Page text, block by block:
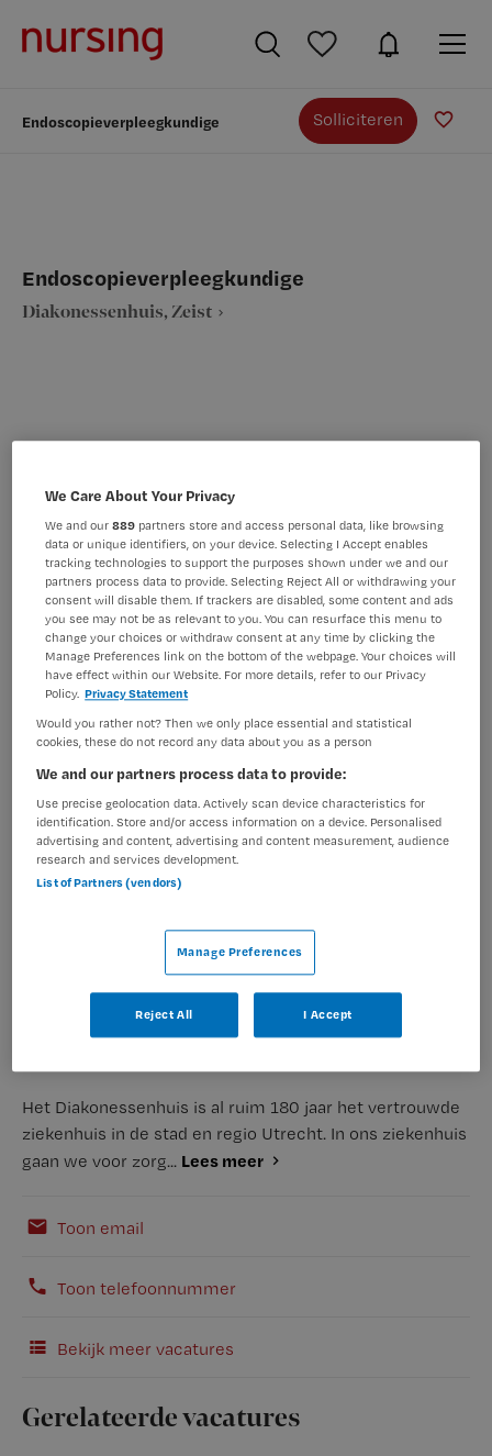
Endoscopieverpleegkundige Solliciteren
Endoscopieverpleegkundige
Diakonessenhuis, Zeist
BRANCHE
Ziekenhuis
AANSTELLING
Tijdelijk met uitzicht op vast
PLAATSINGSDATUM
9 mei 2026
NIVEAU
MBO
ERVARING
Niet nader bepaald
DIENSTVERBAND
Parttime
Vacature niet beschikbaar
Deze vacature Endoscopieverpleegkundige bij
Diakonessenhuis is niet meer actueel. Hieronder staan
enkele vergelijkbare vacatures die voor u wellicht
interessant zijn.
Het Diakonessenhuis is al ruim 180 jaar het vertrouwde
ziekenhuis in de stad en regio Utrecht. In ons ziekenhuis
gaan we voor zorg... Lees meer
Toon email
Toon telefoonnummer
Bekijk meer vacatures
Gerelateerde vacatures
We Care About Your Privacy
We and our889 partners store and access personal data, like browsing
data or unique identifiers, on your device. Selecting I Accept enables
tracking technologies to support the purposes shown under we and our
partners process data to provide. Selecting Reject All or withdrawing your
consent will disable them. If trackers are disabled, some content and ads
you see may not be as relevant to you. You can resurface this menu to
change your choices or withdraw consent at any time by clicking the
Manage Preferences link on the bottom of the webpage. Your choices will
have effect within our Website. For more details, refer to our Privacy
Policy. Privacy Statement
Would you rather not? Then we only place essential and statistical
cookies, these do not record any data about you as a person
We and our partners process data to provide:
Use precise geolocation data. Actively scan device characteristics for
identification. Store and/or access information on a device. Personalised
advertising and content, advertising and content measurement, audience
research and services development.
List of Partners (vendors)
Manage Preferences
Reject All I Accept